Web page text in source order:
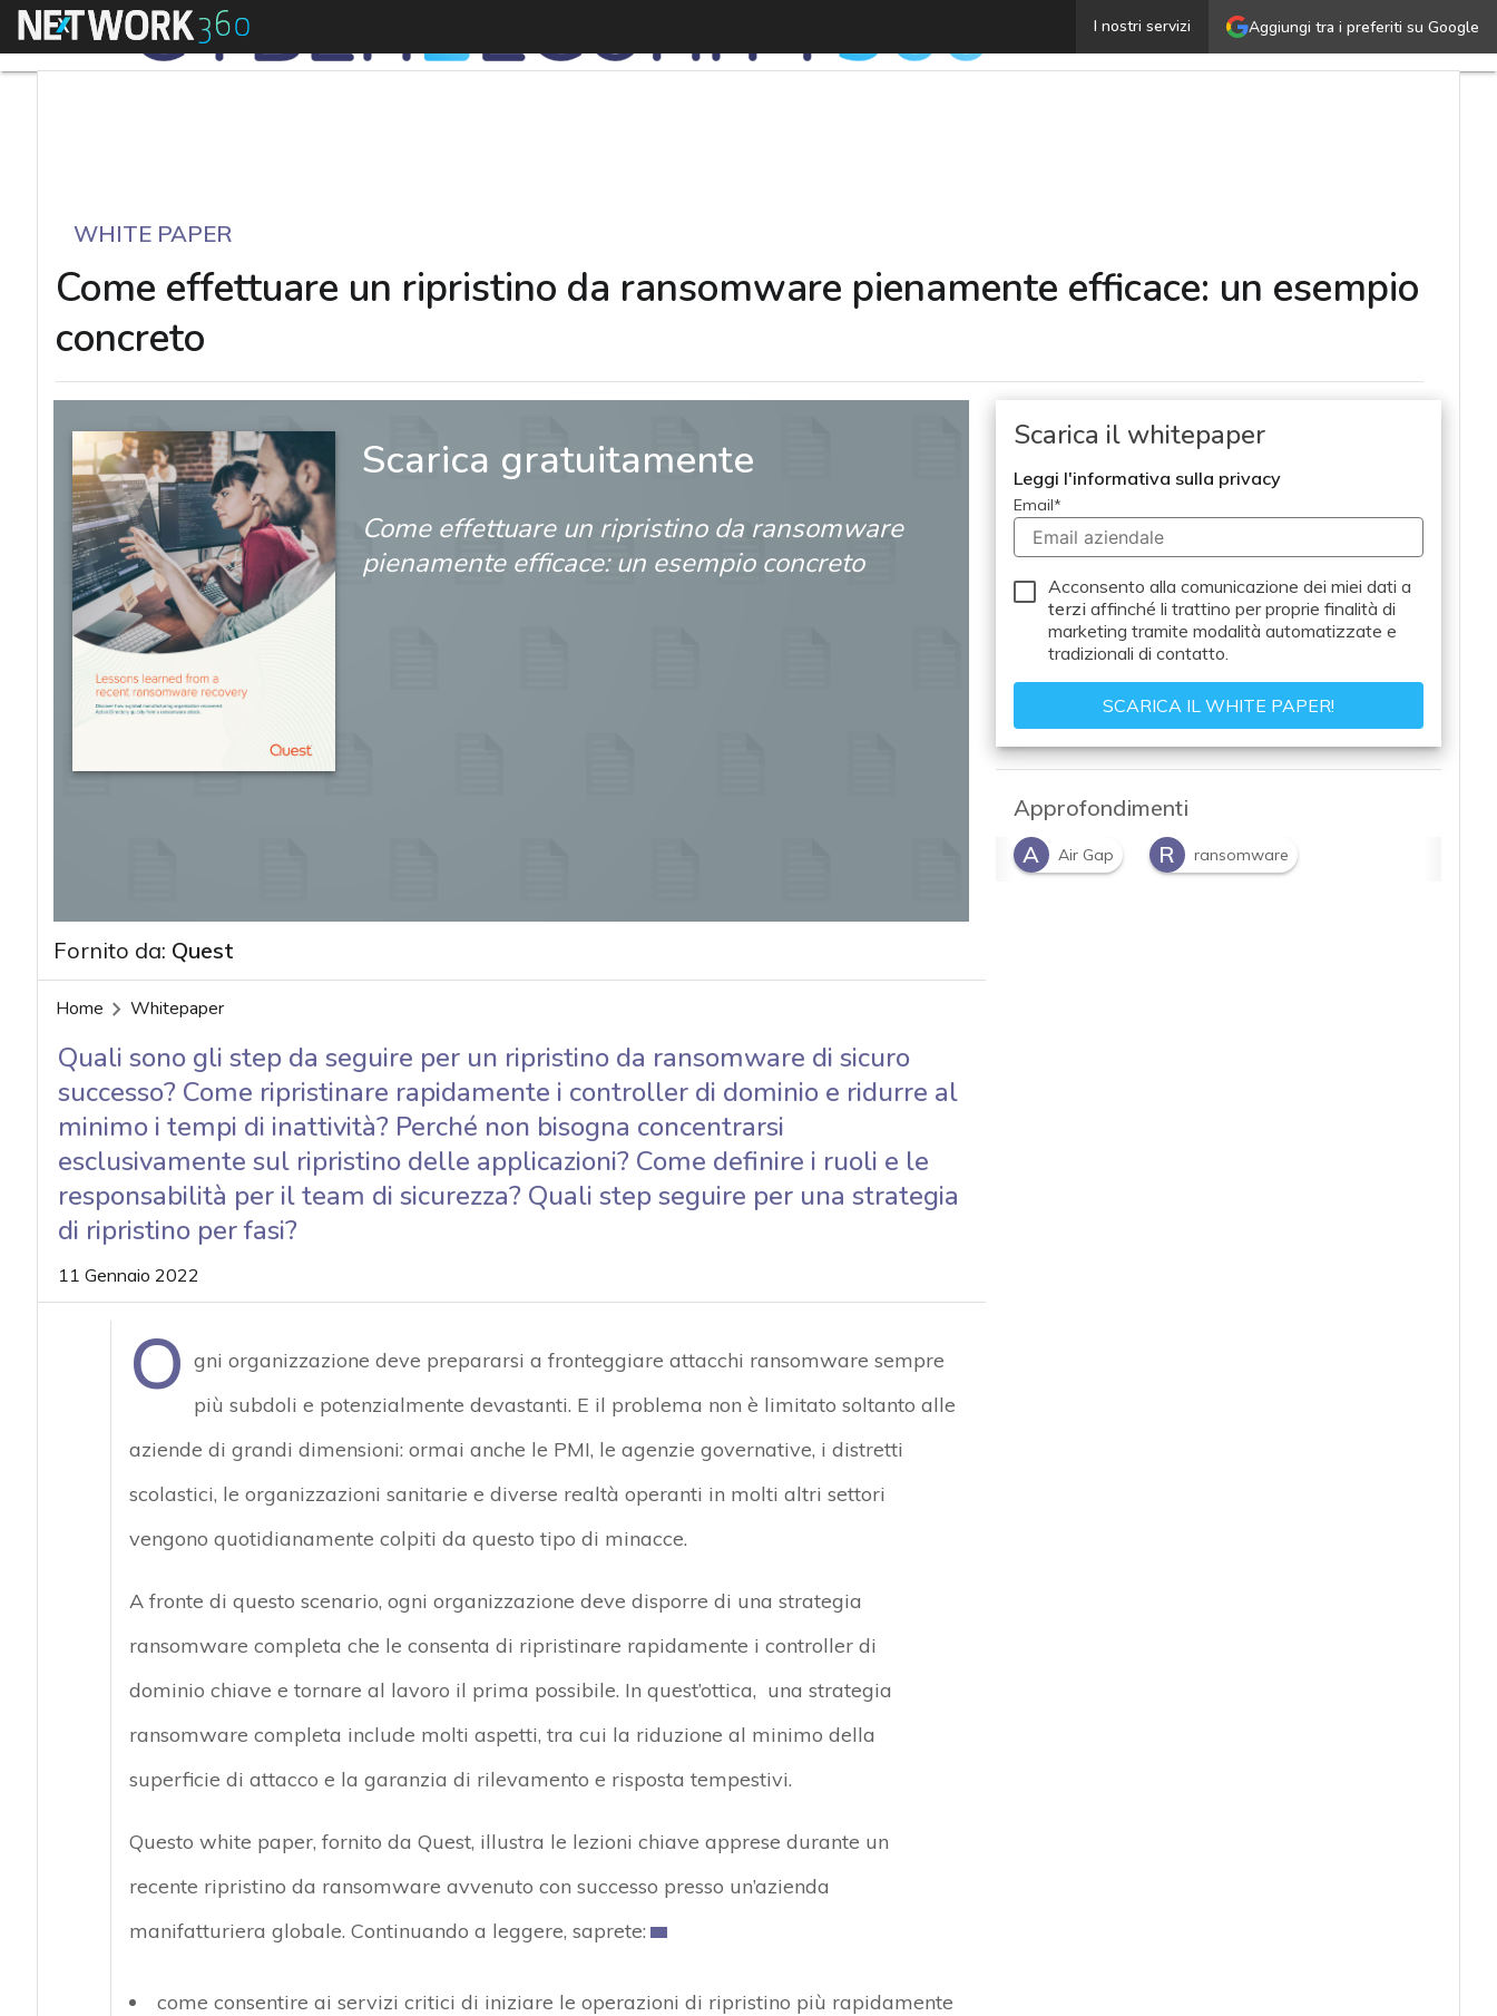
Aggiungi tra i preferiti su Google
I nostri servizi
Menu Come effettuare un ripristino da ransomware
WHITE PAPER
Come effettuare un ripristino da ransomware pienamente efficace: un esempio
concreto
Scarica gratuitamente
Come effettuare un ripristino da ransomware
pienamente efficace: un esempio concreto
Fornito da: Quest
Home Whitepaper
Quali sono gli step da seguire per un ripristino da ransomware di sicuro
successo? Come ripristinare rapidamente i controller di dominio e ridurre al
minimo i tempi di inattività? Perché non bisogna concentrarsi
esclusivamente sul ripristino delle applicazioni? Come definire i ruoli e le
responsabilità per il team di sicurezza? Quali step seguire per una strategia
di ripristino per fasi?
11 Gennaio 2022
O gni organizzazione deve prepararsi a fronteggiare attacchi ransomware sempre
più subdoli e potenzialmente devastanti. E il problema non è limitato soltanto alle
aziende di grandi dimensioni: ormai anche le PMI, le agenzie governative, i distretti
scolastici, le organizzazioni sanitarie e diverse realtà operanti in molti altri settori
vengono quotidianamente colpiti da questo tipo di minacce.
A fronte di questo scenario, ogni organizzazione deve disporre di una strategia
ransomware completa che le consenta di ripristinare rapidamente i controller di
dominio chiave e tornare al lavoro il prima possibile. In quest’ottica, una strategia
ransomware completa include molti aspetti, tra cui la riduzione al minimo della
superficie di attacco e la garanzia di rilevamento e risposta tempestivi.
Questo white paper, fornito da Quest, illustra le lezioni chiave apprese durante un
recente ripristino da ransomware avvenuto con successo presso un’azienda
manifatturiera globale. Continuando a leggere, saprete:
come consentire ai servizi critici di iniziare le operazioni di ripristino più rapidamente
Scarica il whitepaper
Leggi l'informativa sulla privacy
Email*
Acconsento alla comunicazione dei miei dati a
terzi affinché li trattino per proprie finalità di
marketing tramite modalità automatizzate e
tradizionali di contatto.
Approfondimenti
A
Air Gap R ransomware